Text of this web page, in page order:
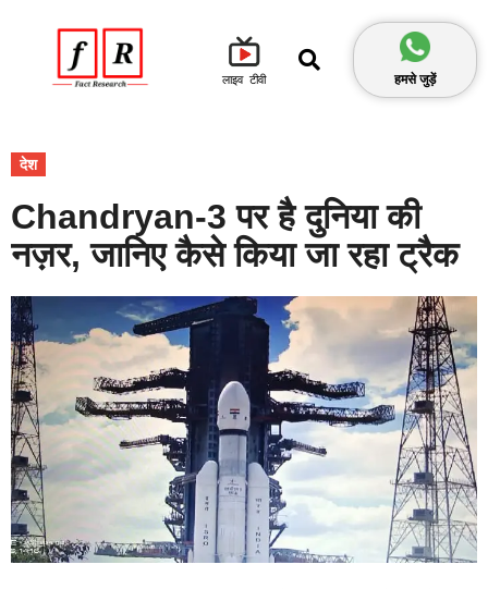
लाइव टीवी हमसे जुड़ें
देश
Chandryan-3 पर है दुनिया की
नज़र, जानिए कैसे किया जा रहा ट्रैक